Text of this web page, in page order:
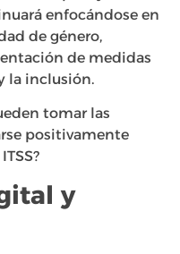
enfocándose en
de género,
de medidas
la inclusión.
tomar las
positivamente
y